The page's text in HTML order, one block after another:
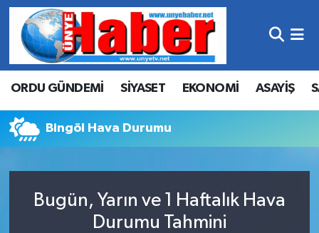
ORDU GÜNDEMİ SİYASET EKONOMİ ASAYİŞ
Bingöl Hava Durumu
Bugün, Yarın ve 1 Haftalık Hava
Durumu Tahmini
Hava Durumu
Trafik Durumu
Süper Lig Puan Durumu ve Fikstür
Son Dakika Haberleri